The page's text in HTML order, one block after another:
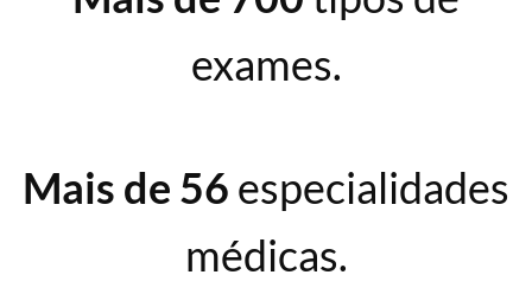
exames.
Mais de 56 especialidades
médicas.